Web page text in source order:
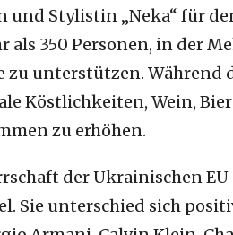
Stylistin „Neka“ für
als 350 Personen, in der
unterstützen. Während
Köstlichkeiten, Wein,
zu erhöhen.
der Ukrainischen
Sie unterschied sich